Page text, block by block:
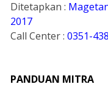
Ditetapkan :
2017
Call Center :0351-
PANDUAN MITRA